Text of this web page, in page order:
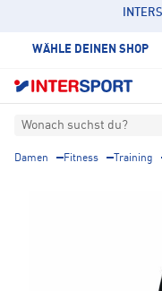
WÄHLE DEINEN SHOP
Wonach suchst du?
Damen Fitness Training